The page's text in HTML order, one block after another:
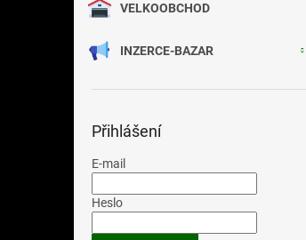
VELKOOBCHOD
INZERCE-BAZAR
Přihlášení
E-mail
Heslo